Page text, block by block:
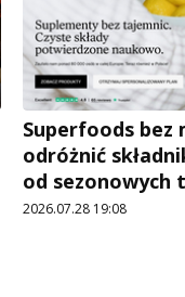
Superfoods bez
odróżnić
od sezonowych
2026.07.28 19:08